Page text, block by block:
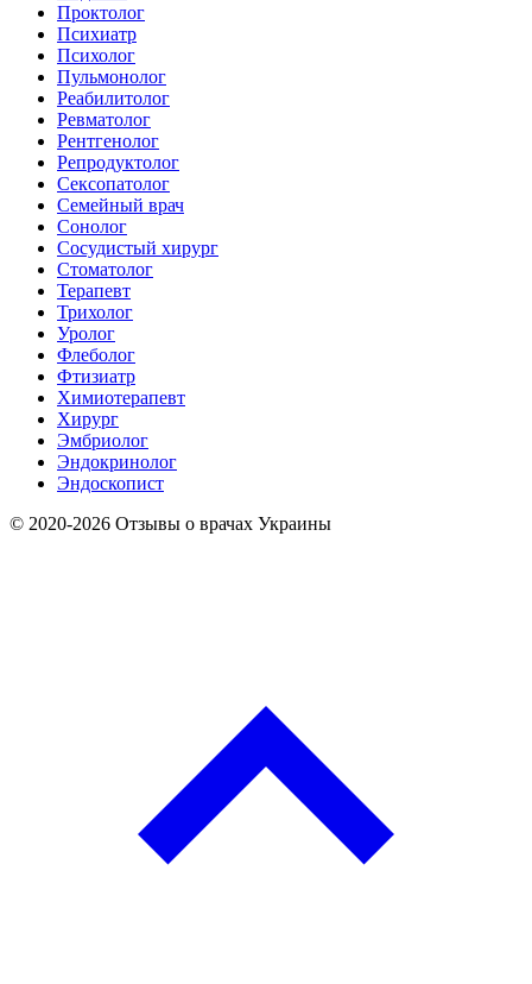
Проктолог
Психиатр
Психолог
Пульмонолог
Реабилитолог
Ревматолог
Рентгенолог
Репродуктолог
Сексопатолог
Семейный врач
Сонолог
Сосудистый хирург
Стоматолог
Терапевт
Трихолог
Уролог
Флеболог
Фтизиатр
Химиотерапевт
Хирург
Эмбриолог
Эндокринолог
Эндоскопист
© 2020-2026 Отзывы о врачах Украины